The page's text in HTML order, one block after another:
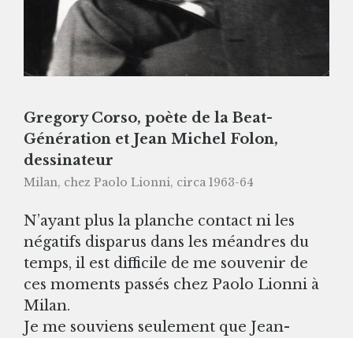
Gregory Corso, poète de la Beat-
Génération et Jean Michel Folon,
dessinateur
Milan, chez Paolo Lionni, circa 1963-64
N’ayant plus la planche contact ni les
négatifs disparus dans les méandres du
temps, il est difficile de me souvenir de
ces moments passés chez Paolo Lionni à
Milan.
Je me souviens seulement que Jean-